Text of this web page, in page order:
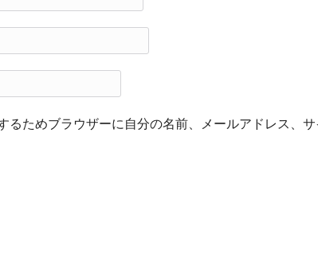
るためブラウザーに自分の名前、メールアドレス、